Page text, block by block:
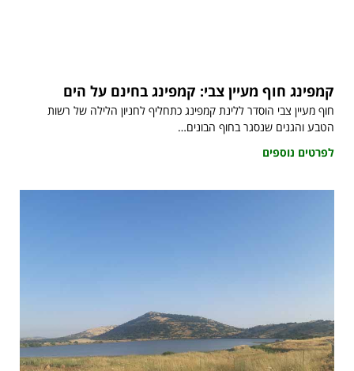
קמפינג חוף מעיין צבי: קמפינג בחינם על הים
חוף מעיין צבי הוסדר ללינת קמפינג כתחליף לחניון הלילה של רשות
הטבע והגנים שנסגר בחוף הבונים…
לפרטים נוספים